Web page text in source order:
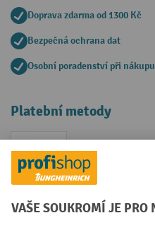
Doprava zdarma od 1300 Kč
Bezpečná ochrana dat
Osobní poradenství při nákupu
Platební metody
Faktura
Sociální sítě